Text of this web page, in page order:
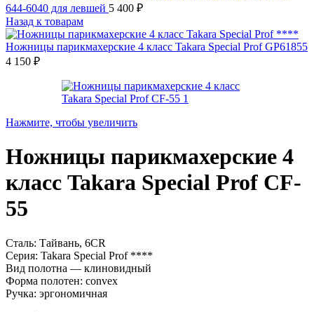
644-6040 для левшей 5 400 ₽
Назад к товарам
Ножницы парикмахерские 4 класс Takara Special Prof GP61855
4 150 ₽
Нажмите, чтобы увеличить
Ножницы парикмахерские 4
класс Takara Special Prof CF-
55
Сталь: Тайвань, 6CR
Серия: Takara Special Prof ****
Вид полотна — клиновидный
Форма полотен: convex
Ручка: эргономичная